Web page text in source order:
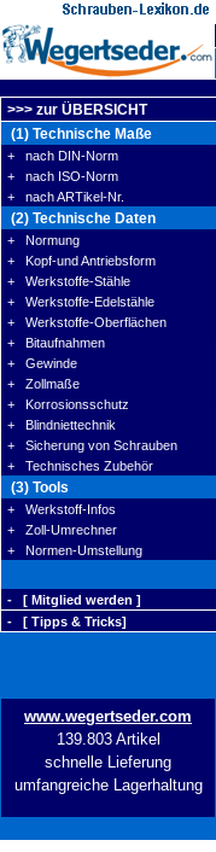
>>> zur ÜBERSICHT
(1) Technische Maße
+ nach DIN-Norm
+ nach ISO-Norm
+ nach ARTikel-Nr.
(2) Technische Daten
+ Normung
+ Kopf-und Antriebsform
+ Werkstoffe-Stähle
+ Werkstoffe-Edelstähle
+ Werkstoffe-Oberflächen
+ Bitaufnahmen
+ Gewinde
+ Zollmaße
+ Korrosionsschutz
+ Blindniettechnik
+ Sicherung von Schrauben
+ Technisches Zubehör
(3) Tools
+ Werkstoff-Infos
+ Zoll-Umrechner
+ Normen-Umstellung
- [ Mitglied werden ]
- [ Tipps & Tricks]
www.wegertseder.com
139.803 Artikel
schnelle Lieferung
umfangreiche Lagerhaltung